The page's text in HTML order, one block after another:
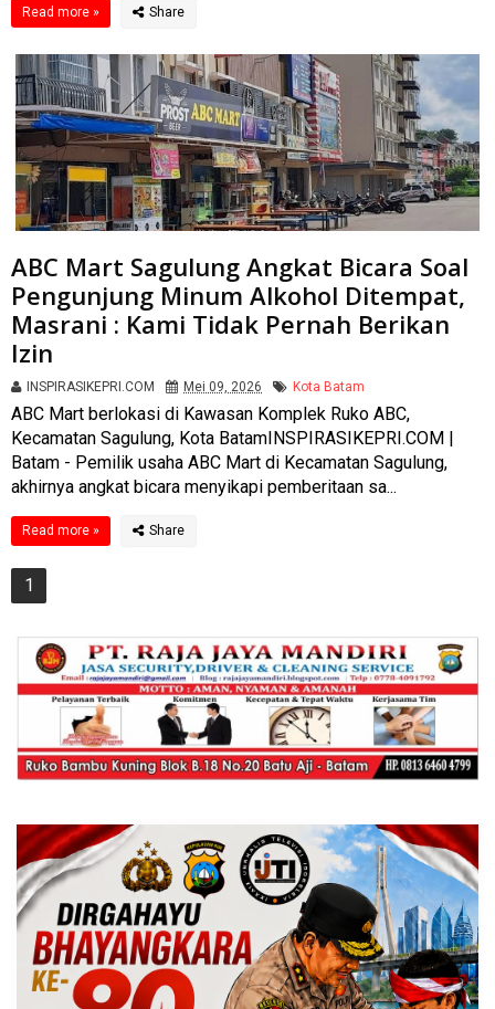
Read more »
ABC Mart Sagulung Angkat Bicara Soal
Pengunjung Minum Alkohol Ditempat,
Masrani : Kami Tidak Pernah Berikan
Izin
INSPIRASIKEPRI.COM Mei 09, 2026 Kota Batam
ABC Mart berlokasi di Kawasan Komplek Ruko ABC,
Kecamatan Sagulung, Kota BatamINSPIRASIKEPRI.COM |
Batam - Pemilik usaha ABC Mart di Kecamatan Sagulung,
akhirnya angkat bicara menyikapi pemberitaan sa...
Read more »
1